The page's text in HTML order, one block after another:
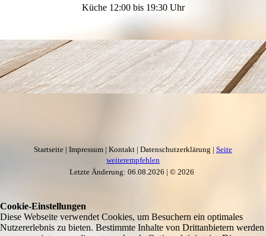
Küche 12:00 bis 19:30 Uhr
Startseite | Impressum | Kontakt | Datenschutzerklärung | Seite
weiterempfehlen
Letzte Änderung: 06.08.2026 | © 2026
Cookie-Einstellungen
Diese Webseite verwendet Cookies, um Besuchern ein optimales
Nutzererlebnis zu bieten. Bestimmte Inhalte von Drittanbietern werden